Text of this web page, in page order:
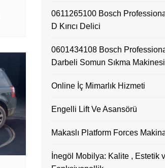
0611265100 Bosch
D Kırıcı Delici
0601434108 Bosch
Darbeli Somun Sıkma Makinesi
Online İç Mimarlık Hizmeti
Engelli Lift Ve Asansörü
Makaslı Platform Forces
İnegöl Mobilya: Kalite , Estetik